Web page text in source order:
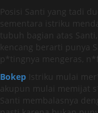
Posisi Santi yang tadi
sementara istriku
tubuh bagian atas
kencang berarti punya
p*tingnya mengeras,
Bokep Istriku mulai
akupun mulai memijat
Santi membalasnya